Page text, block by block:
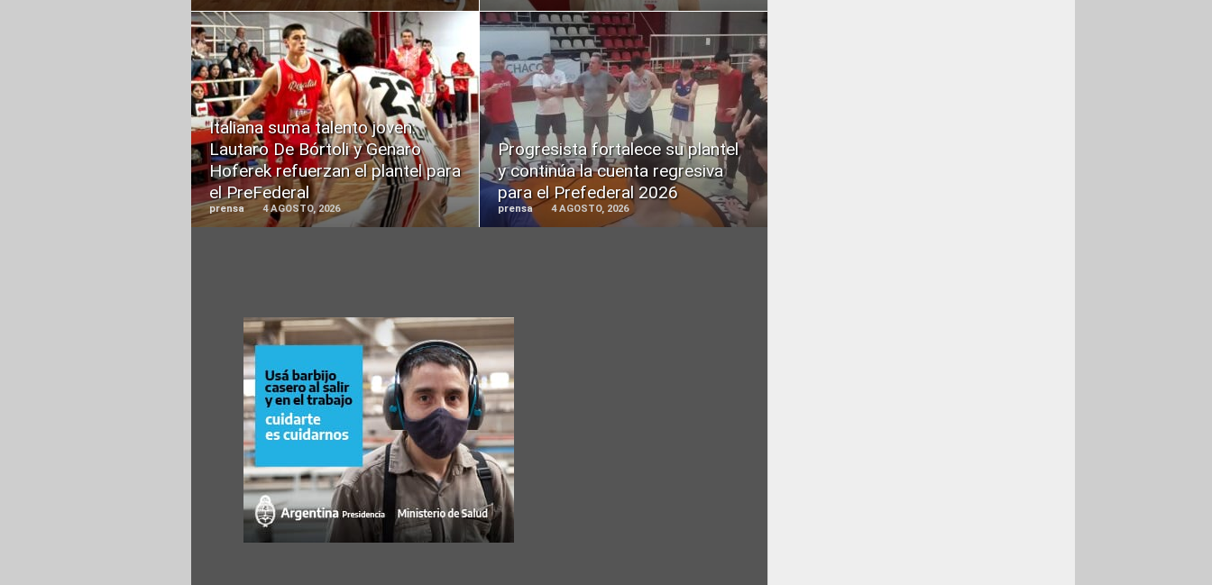
Italiana suma talento joven:
Lautaro De Bórtoli y Genaro
Hoferek refuerzan el plantel para
el PreFederal
prensa 4 AGOSTO, 2026
READ
MORE
Progresista fortalece su plantel
y continúa la cuenta regresiva
para el Prefederal 2026
prensa 4 AGOSTO, 2026
READ
MORE